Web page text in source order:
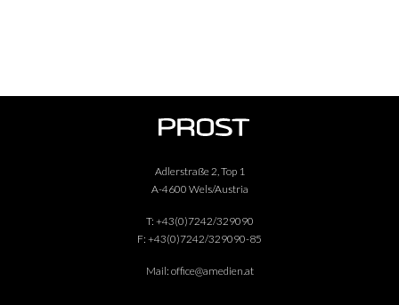
Adlerstraße 2, Top 1
A-4600 Wels/Austria
T: +43(0)7242/329090
F: +43(0)7242/329090-85
Mail: office@amedien.at